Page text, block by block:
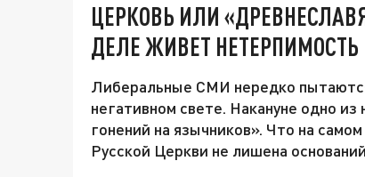
ЦЕРКОВЬ ИЛИ
ДЕЛЕ ЖИВЕТ НЕТЕРПИМОСТЬ
Либеральные СМИ нередко
негативном свете. Накануне одно
гонений на язычников». Что на
Русской Церкви не лишена